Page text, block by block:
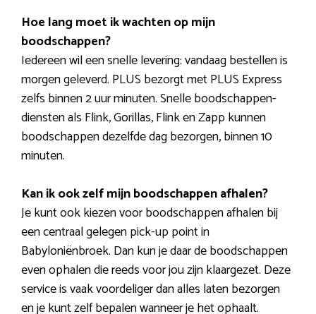
Hoe lang moet ik wachten op mijn
boodschappen?
Iedereen wil een snelle levering: vandaag bestellen is
morgen geleverd. PLUS bezorgt met PLUS Express
zelfs binnen 2 uur minuten. Snelle boodschappen-
diensten als Flink, Gorillas, Flink en Zapp kunnen
boodschappen dezelfde dag bezorgen, binnen 10
minuten.
Kan ik ook zelf mijn boodschappen afhalen?
Je kunt ook kiezen voor boodschappen afhalen bij
een centraal gelegen pick-up point in
Babyloniënbroek. Dan kun je daar de boodschappen
even ophalen die reeds voor jou zijn klaargezet. Deze
service is vaak voordeliger dan alles laten bezorgen
en je kunt zelf bepalen wanneer je het ophaalt.